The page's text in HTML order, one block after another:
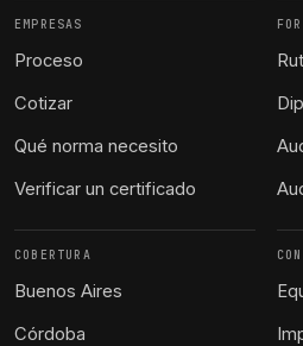
EMPRESAS
Proceso
Cotizar
Qué norma necesito
Verificar un certificado
COBERTURA
Buenos Aires
Córdoba